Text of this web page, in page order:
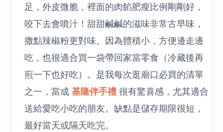
足，外皮微脆，裡面的肉餡肥瘦比例剛剛好，
咬下去會噴汁！甜甜鹹鹹的滋味非常古早味，
撒點辣椒粉更對味。因為體積小，方便邊走邊
吃，也很適合買一袋帶回家當零食（冷藏後再
煎一下也好吃）。是我每次逛廟口必買的清單
之一，當成 基隆伴手禮 很有驚喜感，尤其適合
送給愛吃小吃的朋友。缺點是儲存期限很短，
最好當天或隔天吃完。